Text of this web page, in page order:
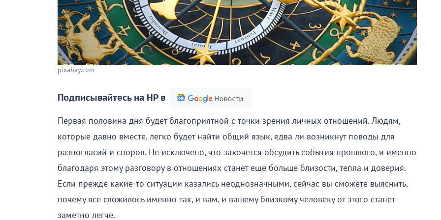
pixabay.com
Подписывайтесь на НР в
Первая половина дня будет благоприятной с точки зрения личных отношений. Людям,
которые давно вместе, легко будет найти общий язык, едва ли возникнут поводы для
разногласий и споров. Не исключено, что захочется обсудить события прошлого, и именно
благодаря этому разговору в отношениях станет еще больше близости, тепла и доверия.
Если прежде какие-то ситуации казались неоднозначными, сейчас вы сможете выяснить,
почему все сложилось именно так, и вам, и вашему близкому человеку от этого станет
заметно легче.